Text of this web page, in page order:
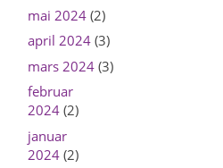
mai 2024(2)
april 2024(3)
mars 2024(3)
februar
2024(2)
januar
2024(2)